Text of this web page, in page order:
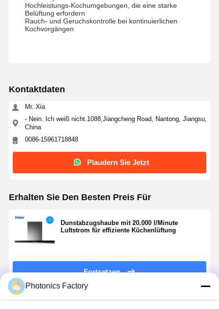
Qualitätskont
Rolle
Kontakt
Plaudern Sie
Pv-Solarenergie-System
Tragbarer Solargenerator
Energiespeichersystem
PVT-Wärmepumpe
Heißes Angebot
Hochleistungs-Kochumgebungen, die eine starke
Belüftung erfordern
Rauch- und Geruchskontrolle bei kontinuierlichen
Kochvorgängen
Kontaktdaten
Mr. Xia
- Nein. Ich weiß nicht.1088,Jiangcheng Road, Nantong, Jiangsu,
China
0086-15961718848
Plaudern Sie Jetzt
Erhalten Sie Den Besten Preis Für
Dunstabzugshaube mit 20.000 l/Minute
Luftstrom für effiziente Küchenlüftung
Fortsetzen
Photonics Factory